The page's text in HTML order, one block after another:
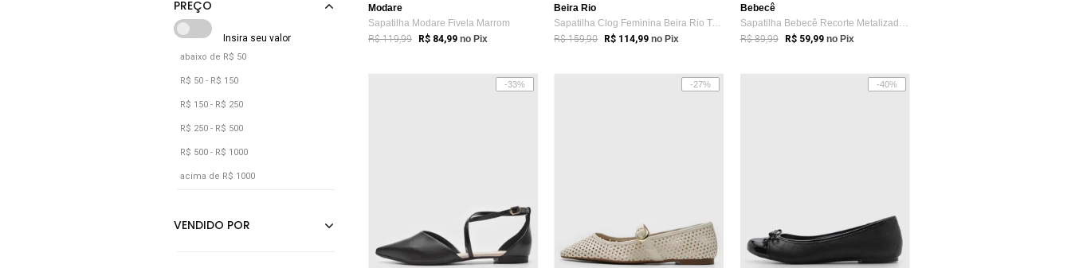
Cia Dos Passos
Caramelo
Castanho
Cinza
Cobra
Cobre
Coral
Dourado
abaixo de R$ 50
R$ 50 - R$ 150
R$ 150 - R$ 250
R$ 250 - R$ 500
R$ 500 - R$ 1000
acima de R$ 1000
Modare
Sapatilha Modare Fivela Marrom
R$ 119,99 R$ 84,99 no Pix
Beira Rio
Sapatilha Clog Feminina Beira Rio Tachas Bege
R$ 159,90 R$ 114,99 no Pix
Bebecê
Sapatilha Bebecê Recorte Metalizado Off-White
R$ 89,99 R$ 59,99 no Pix
-33% -27% -40%